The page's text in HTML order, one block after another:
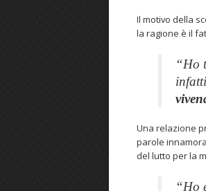
Il motivo della
la ragione è il
“Ho
Una relazione
parole
del lutto per la
“Ho